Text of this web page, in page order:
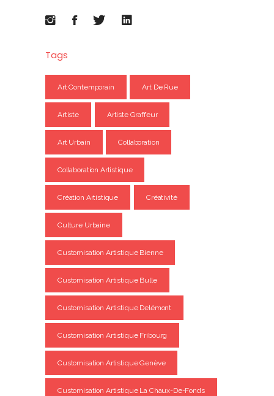
Tags
Art Contemporain Art De Rue
Artiste Artiste Graffeur
Art Urbain Collaboration
Collaboration Artistique
Création Artistique Créativité
Culture Urbaine
Customisation Artistique Bienne
Customisation Artistique Bulle
Customisation Artistique Delémont
Customisation Artistique Fribourg
Customisation Artistique Genève
Customisation Artistique La Chaux-De-Fonds